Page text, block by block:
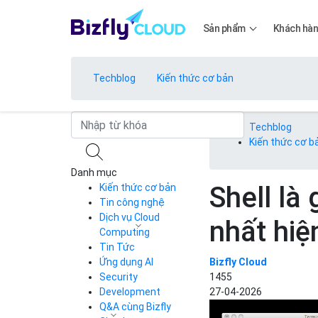
Sản phẩm
Bảng giá
Bảng giá
Khách
Techblog Kiến thức cơ bản
Techblog
Kiến thức cơ
Shell là
nhất
Bizfly Cloud
1455
27-04-2026
Danh mục
Kiến thức cơ bản
Tin công nghệ
Dịch vụ Cloud
Computing
Cloud Server
CDN
Load Balancer
Auto Scaling
Container Registry
Tin Tức
Ứng dụng AI
Security
Development
Q&A cùng Bizfly